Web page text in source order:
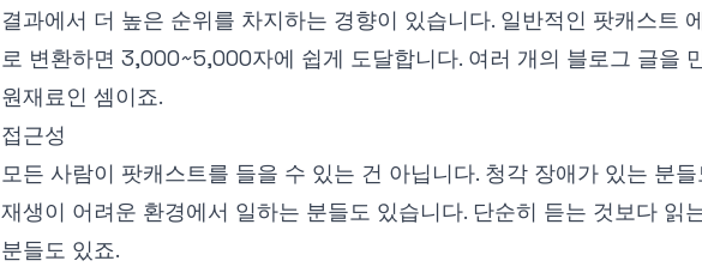
결과에서 더 높은 순위를 차지하는 경향이 있습니다. 일반적인 팟캐스트
로 변환하면 3,000~5,000자에 쉽게 도달합니다. 여러 개의 블로그 글을
원재료인 셈이죠.
접근성
모든 사람이 팟캐스트를 들을 수 있는 건 아닙니다. 청각 장애가 있는 분
재생이 어려운 환경에서 일하는 분들도 있습니다. 단순히 듣는 것보다 읽
분들도 있죠.